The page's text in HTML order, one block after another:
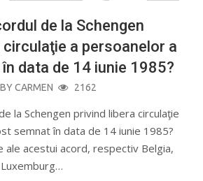
de la Schengen
circulaţie a persoanelor a
data de 14 iunie 1985?
CARMEN 2162
la Schengen privind libera circulaţie
semnat în data de 14 iunie 1985?
ale acestui acord, respectiv Belgia,